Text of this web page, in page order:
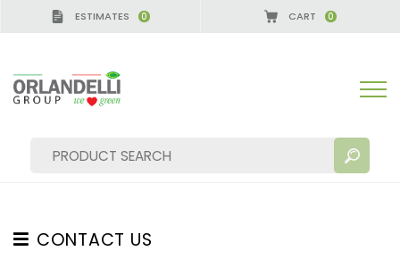
ESTIMATES 0 CART 0
CONTACT US